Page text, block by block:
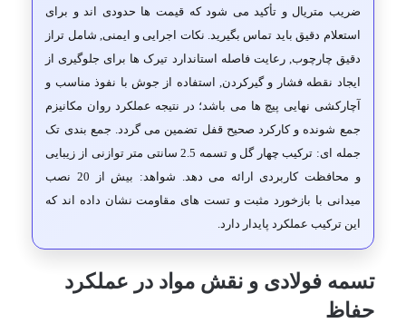
ضریب متریال و تأکید می شود که قیمت ها حدودی اند و برای
استعلام دقیق باید تماس بگیرید. نکات اجرایی و ایمنی, شامل تراز
دقیق چارچوب, رعایت فاصله استاندارد تیرک ها برای جلوگیری از
ایجاد نقطه فشار و گیرکردن, استفاده از جوش با نفوذ مناسب و
آچارکشی نهایی پیچ ها می باشد؛ در نتیجه عملکرد روان مکانیزم
جمع شونده و کارکرد صحیح قفل تضمین می گردد. جمع بندی تک
جمله ای: ترکیب چهار گل و تسمه 2.5 سانتی متر توازنی از زیبایی
و محافظت کاربردی ارائه می دهد. شواهد: بیش از 20 نصب
میدانی با بازخورد مثبت و تست های مقاومت نشان داده اند که
این ترکیب عملکرد پایدار دارد.
تسمه فولادی و نقش مواد در عملکرد
حفاظ